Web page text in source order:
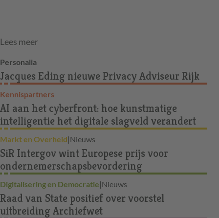
Lees meer
Personalia
Jacques Eding nieuwe Privacy Adviseur Rijk
Kennispartners
AI aan het cyberfront: hoe kunstmatige
intelligentie het digitale slagveld verandert
Markt en Overheid|Nieuws
SiR Intergov wint Europese prijs voor
ondernemerschapsbevordering
Digitalisering en Democratie|Nieuws
Raad van State positief over voorstel
uitbreiding Archiefwet